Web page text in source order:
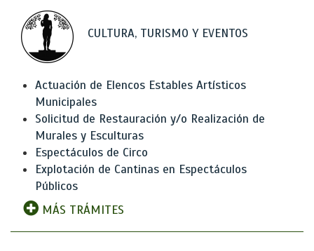
CULTURA, TURISMO Y EVENTOS
Actuación de Elencos Estables Artísticos
Municipales
Solicitud de Restauración y/o Realización de
Murales y Esculturas
Espectáculos de Circo
Explotación de Cantinas en Espectáculos
Públicos
MÁS TRÁMITES